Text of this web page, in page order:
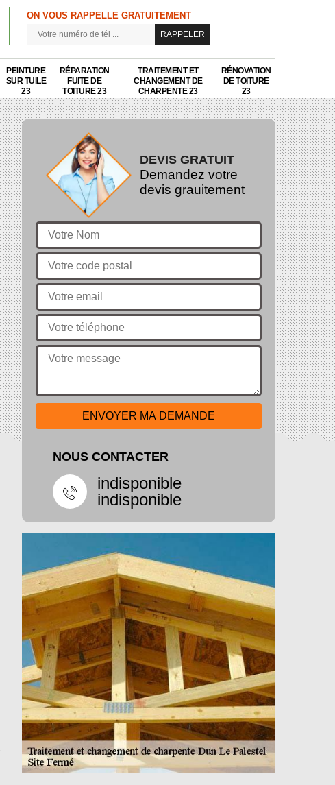
ON VOUS RAPPELLE GRATUITEMENT
PEINTURE
SUR TUILE
23
RÉPARATION
FUITE DE
TOITURE 23
TRAITEMENT ET
CHANGEMENT DE
CHARPENTE 23
RÉNOVATION
DE TOITURE
23
DEVIS GRATUIT
Demandez votre
devis grauitement
NOUS CONTACTER
indisponible
indisponible